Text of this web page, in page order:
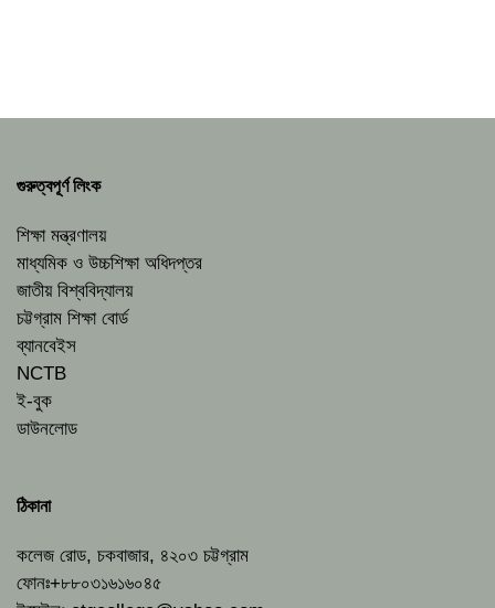
গুরুত্বপূর্ণ লিংক
শিক্ষা মন্ত্রণালয়
মাধ্যমিক ও উচ্চশিক্ষা অধিদপ্তর
জাতীয় বিশ্ববিদ্যালয়
চট্টগ্রাম শিক্ষা বোর্ড
ব্যানবেইস
NCTB
ই-বুক
ডাউনলোড
ঠিকানা
কলেজ রোড, চকবাজার, ৪২০৩ চট্টগ্রাম
ফোনঃ+৮৮০৩১৬১৬০৪৫